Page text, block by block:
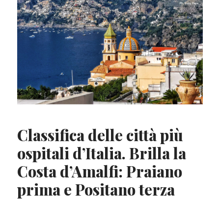
Classifica delle città più
ospitali d’Italia. Brilla la
Costa d’Amalfi: Praiano
prima e Positano terza